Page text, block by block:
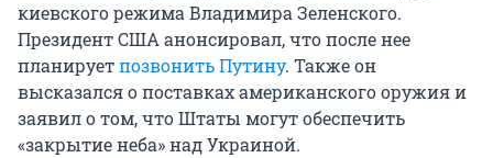
киевского режима Владимира Зеленского.
Президент США анонсировал, что после нее
планируетпозвонить Путину. Также он
высказался о поставках американского оружия и
заявил о том, что Штаты могут обеспечить
«закрытие неба» над Украиной.